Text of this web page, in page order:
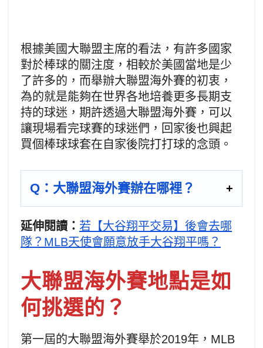
根據美國大聯盟主席的看法，有許多國家
對於棒球的關注度，相較於美國當地是少
了許多的，而舉辦大聯盟海外賽的初衷，
為的就是能夠在世界各地培養更多長期支
持的球迷，期許透過大聯盟海外賽，可以
讓現場看完球賽的球迷們，回家後也興起
買個棒球球套在自家後院打打球的念頭。
Q：大聯盟海外賽辦在哪裡？
延伸閱讀： 若【大谷翔平交易】後會去哪
隊？MLB天使會願意放手大谷翔平嗎？
大聯盟海外賽地點是如
何挑選的？
第一屆的大聯盟海外賽舉於2019年，MLB